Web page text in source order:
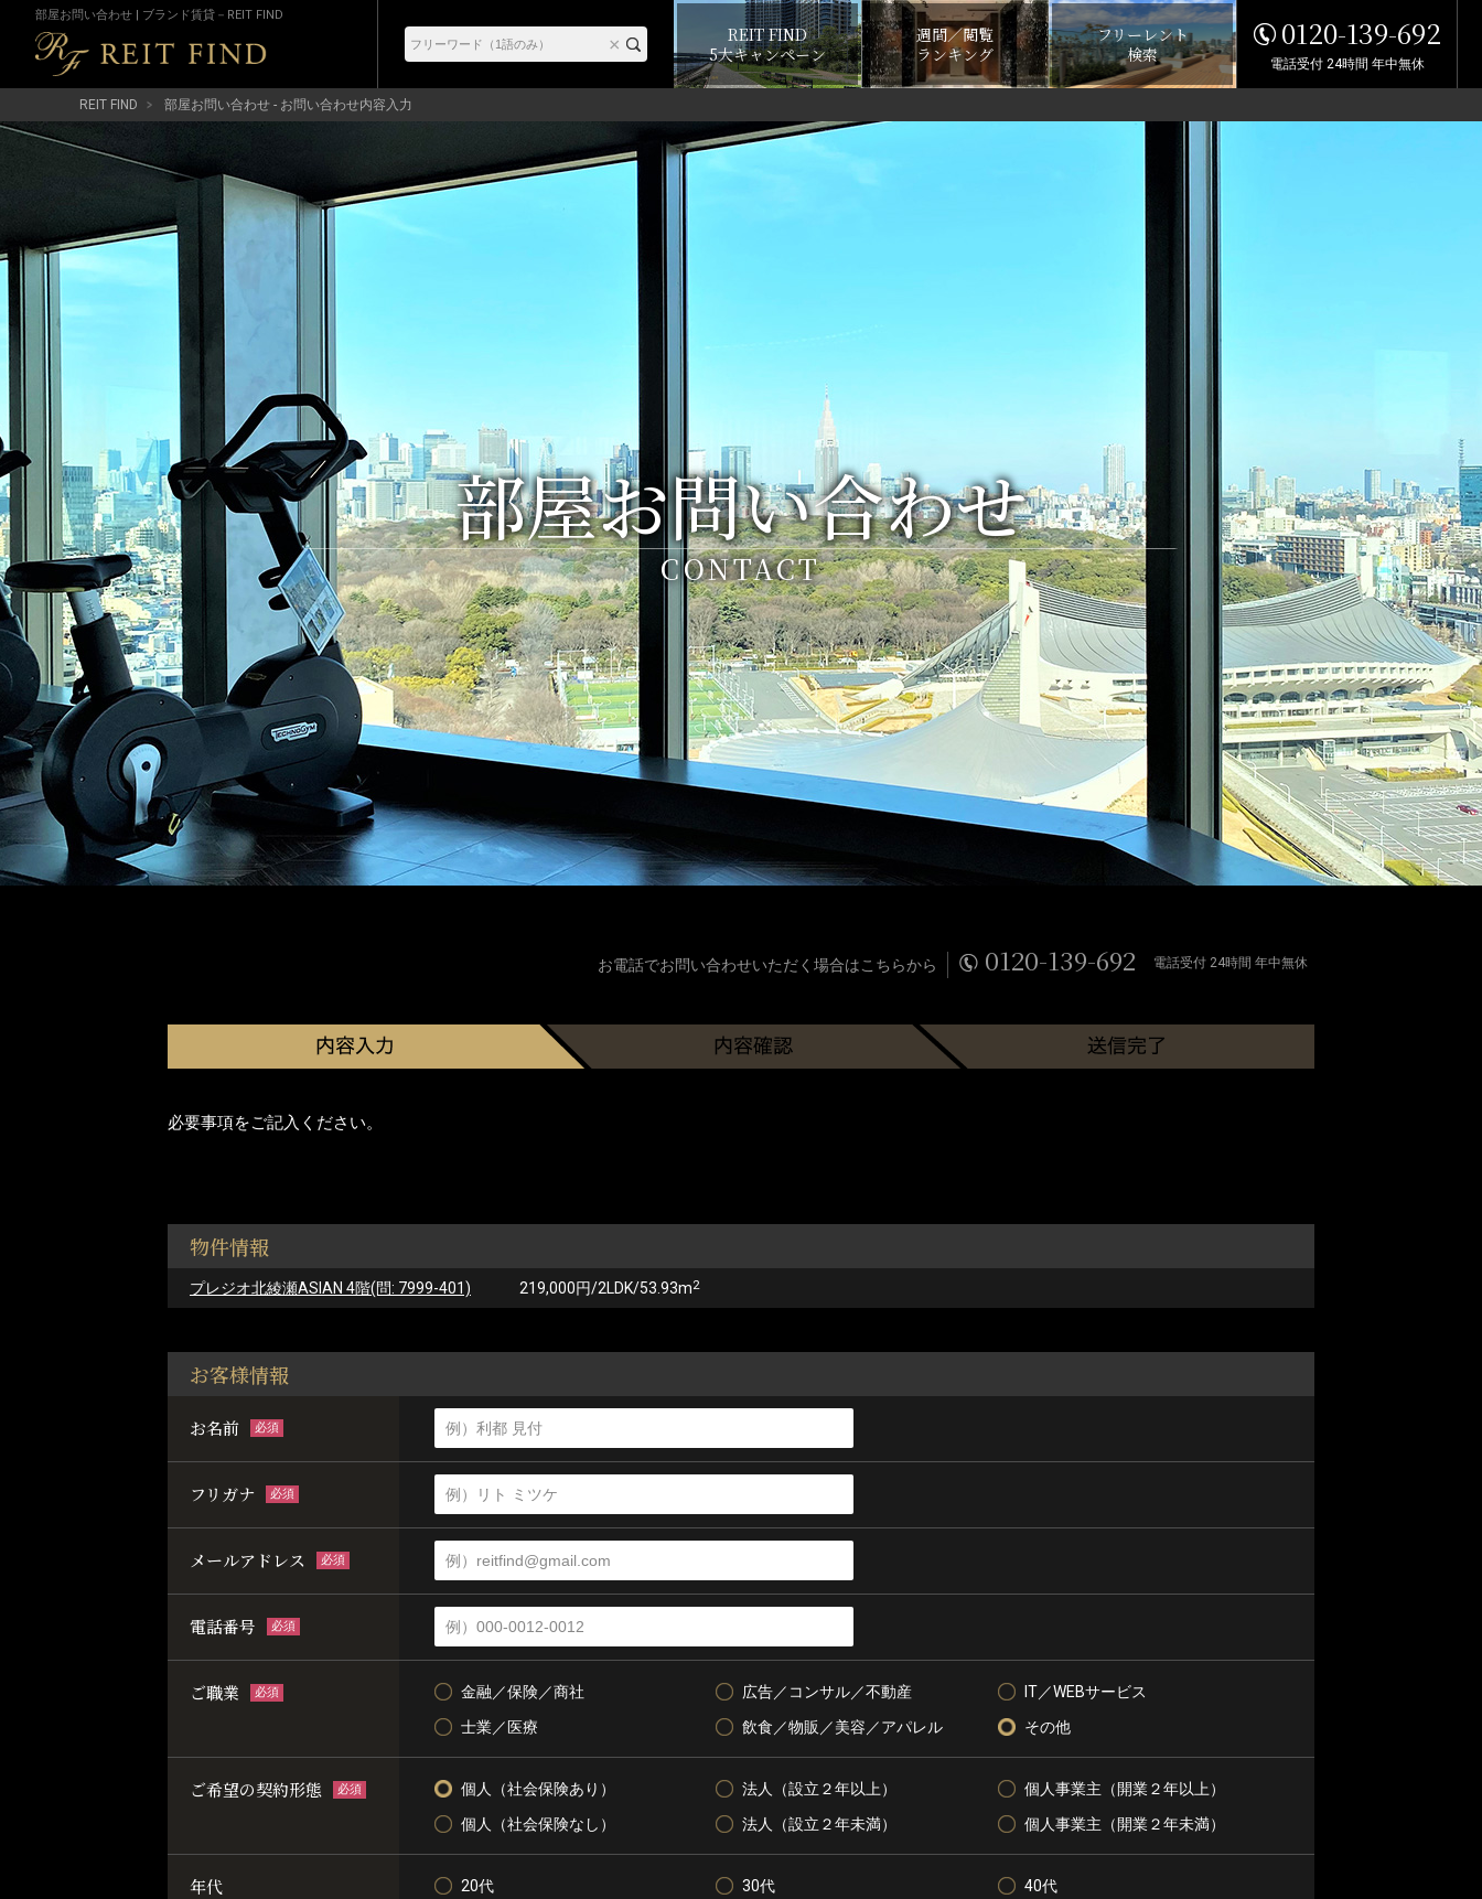
部屋お問い合わせ | ブランド賃貸－REIT FIND
REIT FIND
5大キャンペーン
週間／閲覧
ランキング
フリーレント
検索
0120-139-692
電話受付 24時間 年中無休
REIT FIND 部屋お問い合わせ - お問い合わせ内容入力
部屋お問い合わせ
CONTACT
お電話でお問い合わせいただく場合はこちらから 0120-139-692 電話受付 24時間 年中無休
必要事項をご記入ください。
物件情報
プレジオ北綾瀬ASIAN 4階(問: 7999-401) 219,000円/2LDK/53.93m2
お客様情報
お名前 必須
フリガナ 必須
メールアドレス 必須
電話番号 必須
ご職業 必須 金融／保険／商社 広告／コンサル／不動産
IT／WEBサービス
士業／医療
飲食／物販／美容／アパレル その他
ご希望の契約形態 必須 個人（社会保険あり） 法人（設立２年以上）
個人事業主（開業２年以上）
個人（社会保険なし）
法人（設立２年未満） 個人事業主（開業２年未満）
年代 20代 30代
40代